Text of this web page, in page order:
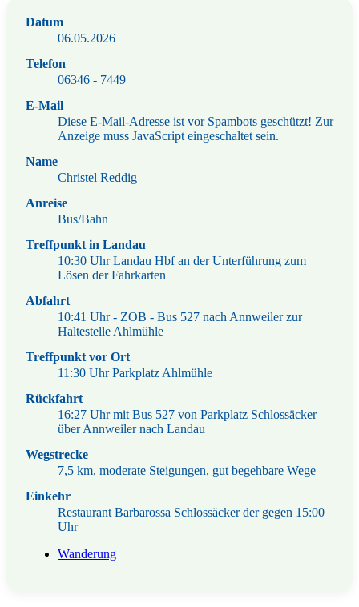
Datum
06.05.2026
Telefon
06346 - 7449
E-Mail
Diese E-Mail-Adresse ist vor Spambots geschützt! Zur
Anzeige muss JavaScript eingeschaltet sein.
Name
Christel Reddig
Anreise
Bus/Bahn
Treffpunkt in Landau
10:30 Uhr Landau Hbf an der Unterführung zum
Lösen der Fahrkarten
Abfahrt
10:41 Uhr - ZOB - Bus 527 nach Annweiler zur
Haltestelle Ahlmühle
Treffpunkt vor Ort
11:30 Uhr Parkplatz Ahlmühle
Rückfahrt
16:27 Uhr mit Bus 527 von Parkplatz Schlossäcker
über Annweiler nach Landau
Wegstrecke
7,5 km, moderate Steigungen, gut begehbare Wege
Einkehr
Restaurant Barbarossa Schlossäcker der gegen 15:00
Uhr
Wanderung